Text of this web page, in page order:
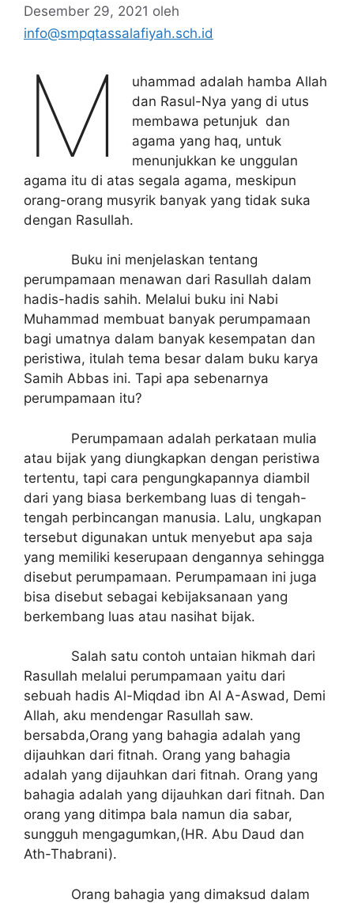
Desember 29, 2021 oleh
info@smpqtassalafiyah.sch.id
M
uhammad adalah hamba Allah
dan Rasul-Nya yang di utus
membawa petunjuk dan
agama yang haq, untuk
menunjukkan ke unggulan
agama itu di atas segala agama, meskipun
orang-orang musyrik banyak yang tidak suka
dengan Rasullah.
Buku ini menjelaskan tentang
perumpamaan menawan dari Rasullah dalam
hadis-hadis sahih. Melalui buku ini Nabi
Muhammad membuat banyak perumpamaan
bagi umatnya dalam banyak kesempatan dan
peristiwa, itulah tema besar dalam buku karya
Samih Abbas ini. Tapi apa sebenarnya
perumpamaan itu?
Perumpamaan adalah perkataan mulia
atau bijak yang diungkapkan dengan peristiwa
tertentu, tapi cara pengungkapannya diambil
dari yang biasa berkembang luas di tengah-
tengah perbincangan manusia. Lalu, ungkapan
tersebut digunakan untuk menyebut apa saja
yang memiliki keserupaan dengannya sehingga
disebut perumpamaan. Perumpamaan ini juga
bisa disebut sebagai kebijaksanaan yang
berkembang luas atau nasihat bijak.
Salah satu contoh untaian hikmah dari
Rasullah melalui perumpamaan yaitu dari
sebuah hadis Al-Miqdad ibn Al A-Aswad, Demi
Allah, aku mendengar Rasullah saw.
bersabda,Orang yang bahagia adalah yang
dijauhkan dari fitnah. Orang yang bahagia
adalah yang dijauhkan dari fitnah. Orang yang
bahagia adalah yang dijauhkan dari fitnah. Dan
orang yang ditimpa bala namun dia sabar,
sungguh mengagumkan,(HR. Abu Daud dan
Ath-Thabrani).
Orang bahagia yang dimaksud dalam